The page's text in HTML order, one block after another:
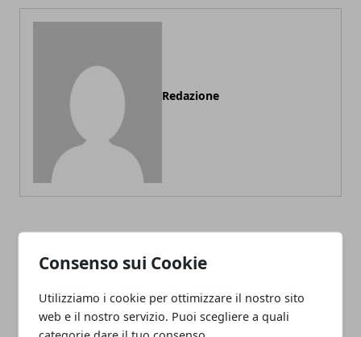
Consenso sui Cookie
Utilizziamo i cookie per ottimizzare il nostro sito
web e il nostro servizio. Puoi scegliere a quali
Redazione